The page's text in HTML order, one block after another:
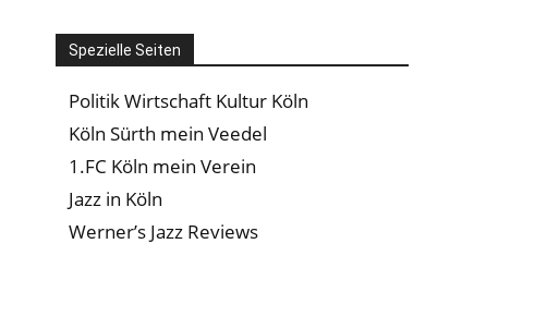
Spezielle Seiten
Politik Wirtschaft Kultur Köln
Köln Sürth mein Veedel
1.FC Köln mein Verein
Jazz in Köln
Werner’s Jazz Reviews